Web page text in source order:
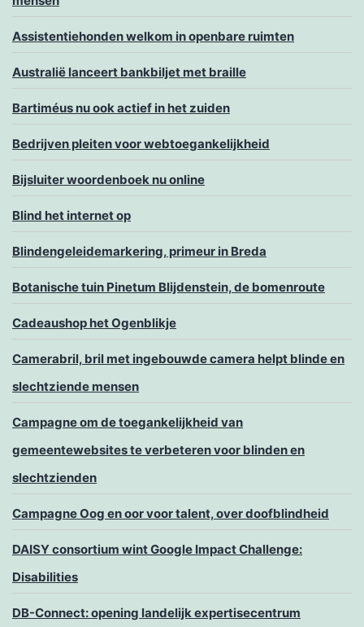
Assistentiehonden welkom in openbare ruimten
Australië lanceert bankbiljet met braille
Bartiméus nu ook actief in het zuiden
Bedrijven pleiten voor webtoegankelijkheid
Bijsluiter woordenboek nu online
Blind het internet op
Blindengeleidemarkering, primeur in Breda
Botanische tuin Pinetum Blijdenstein, de bomenroute
Cadeaushop het Ogenblikje
Camerabril, bril met ingebouwde camera helpt blinde en
slechtziende mensen
Campagne om de toegankelijkheid van
gemeentewebsites te verbeteren voor blinden en
slechtzienden
Campagne Oog en oor voor talent, over doofblindheid
DAISY consortium wint Google Impact Challenge:
Disabilities
DB-Connect: opening landelijk expertisecentrum